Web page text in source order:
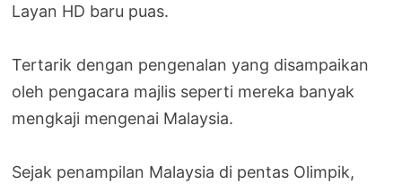
Layan HD baru puas.
Tertarik dengan pengenalan yang disampaikan
oleh pengacara majlis seperti mereka banyak
mengkaji mengenai Malaysia.
Sejak penampilan Malaysia di pentas Olimpik,